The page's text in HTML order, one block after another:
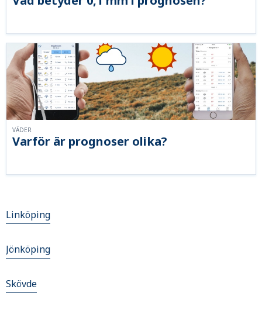
Varför är prognoser olika?
VÄDER
Linköping
Jönköping
Skövde